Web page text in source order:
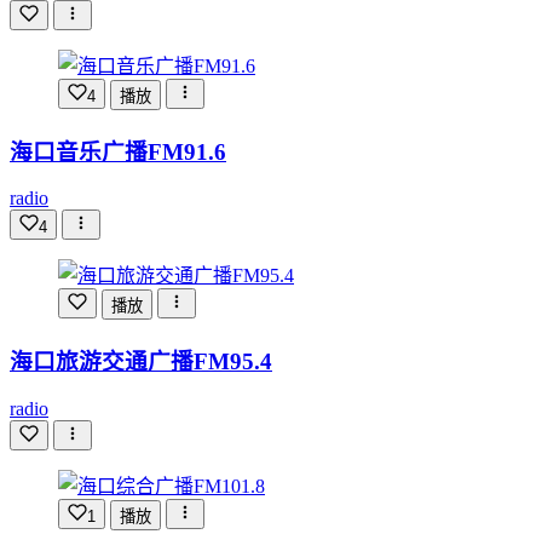
4 播放
海口音乐广播FM91.6
radio
4
播放
海口旅游交通广播FM95.4
radio
1 播放